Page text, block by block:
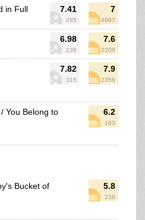
7.41
285
7
4997
in Full
6.98
236
7.6
2209
7.82
315
7.9
2356
6.2
163
/ You Belong to
5.8
236
Bucket of